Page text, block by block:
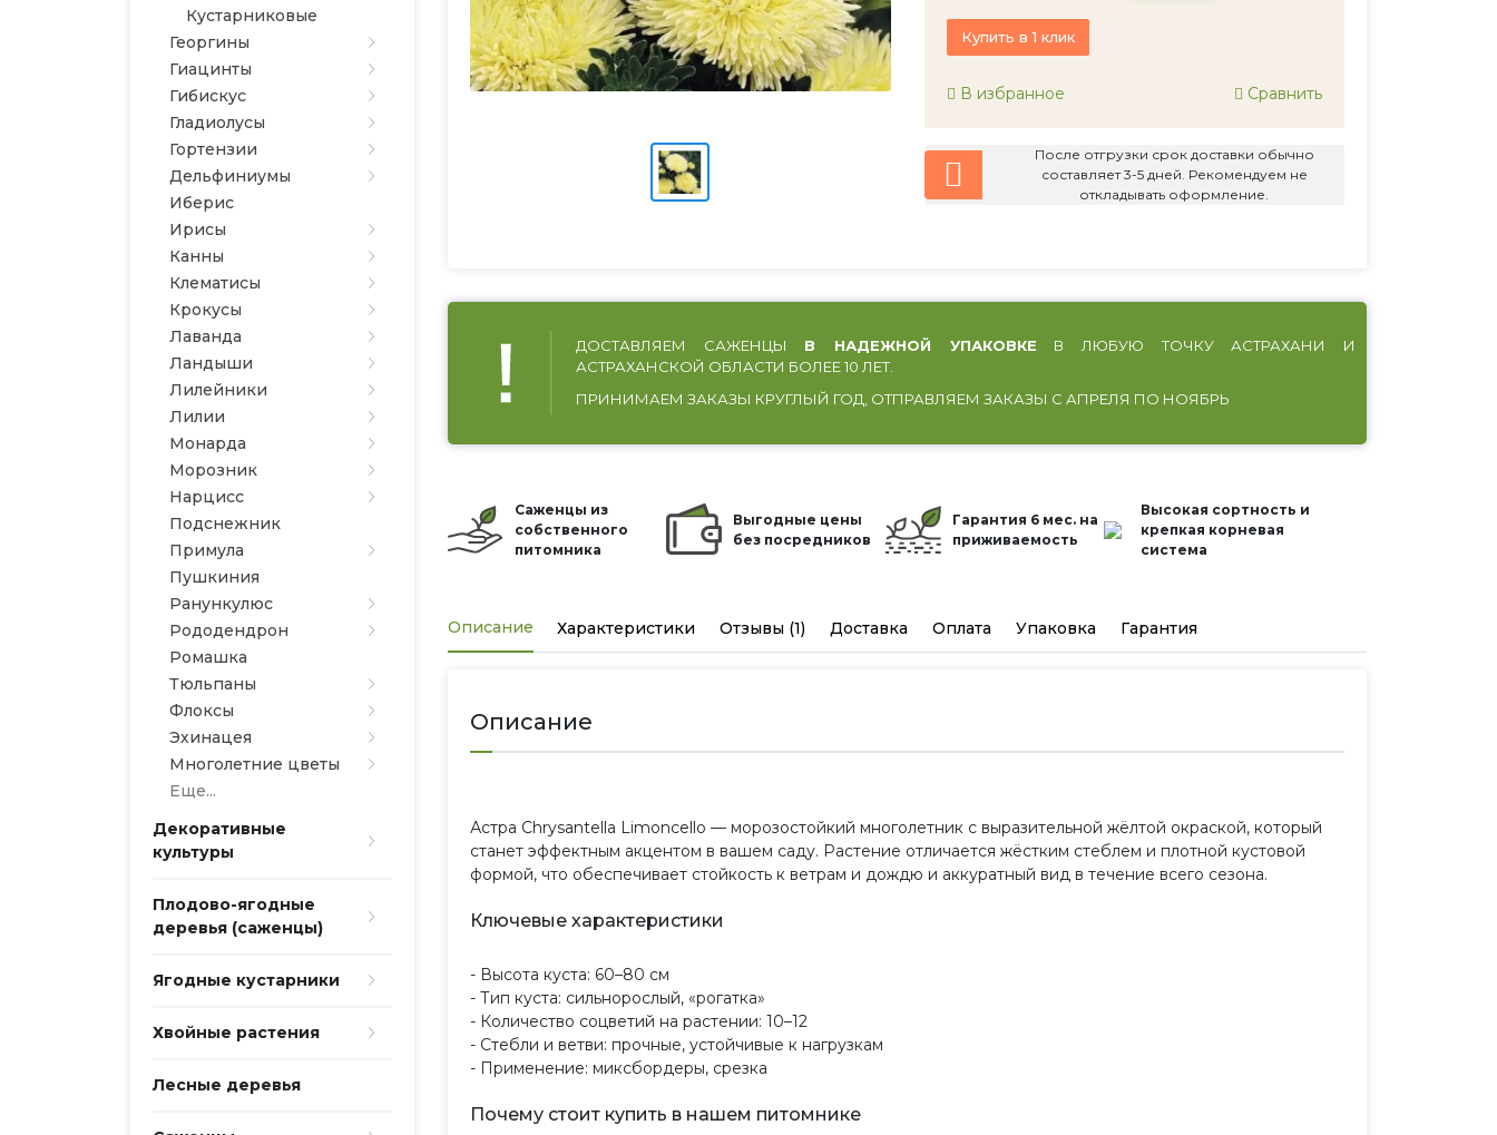
Кустарниковые
Георгины
Гиацинты
Гибискус
Гладиолусы
Гортензии
Дельфиниумы
Иберис
Ирисы
Канны
Клематисы
Крокусы
Лаванда
Ландыши
Лилейники
Лилии
Монарда
Морозник
Нарцисс
Подснежник
Примула
Пушкиния
Ранункулюс
Рододендрон
Ромашка
Тюльпаны
Флоксы
Эхинацея
Многолетние цветы
Еще...
Декоративные
культуры
Плодово-ягодные
деревья (саженцы)
Ягодные кустарники
Хвойные растения
Лесные деревья
Купить в 1 клик
В избранное Сравнить
После отгрузки срок доставки обычно
составляет 3-5 дней. Рекомендуем не
откладывать оформление.
ДОСТАВЛЯЕМ САЖЕНЦЫ В НАДЕЖНОЙ УПАКОВКЕ В ЛЮБУЮ ТОЧКУ АСТРАХАНИ И
АСТРАХАНСКОЙ ОБЛАСТИ БОЛЕЕ 10 ЛЕТ.
ПРИНИМАЕМ ЗАКАЗЫ КРУГЛЫЙ ГОД, ОТПРАВЛЯЕМ ЗАКАЗЫ С АПРЕЛЯ ПО НОЯБРЬ
Саженцы из
собственного
питомника
Выгодные цены
без посредников
Гарантия 6 мес. на
приживаемость
Высокая сортность и
крепкая корневая
система
Описание Характеристики Отзывы (1) Доставка Оплата Упаковка Гарантия
Описание
Астра Chrysantella Limoncello — морозостойкий многолетник с выразительной жёлтой окраской, который
станет эффектным акцентом в вашем саду. Растение отличается жёстким стеблем и плотной кустовой
формой, что обеспечивает стойкость к ветрам и дождю и аккуратный вид в течение всего сезона.
Ключевые характеристики
- Высота куста: 60–80 см
- Тип куста: сильнорослый, «рогатка»
- Количество соцветий на растении: 10–12
- Стебли и ветви: прочные, устойчивые к нагрузкам
- Применение: миксбордеры, срезка
Почему стоит купить в нашем питомнике